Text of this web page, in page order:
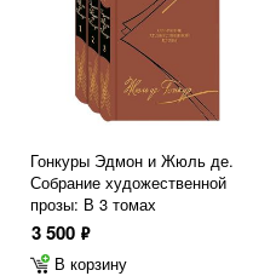
Гонкуры Эдмон и Жюль де.
Собрание художественной
прозы: В 3 томах
3 500 ф
В корзину